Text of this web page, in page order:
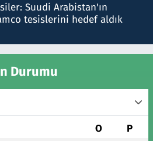
Suudi Arabistan'ın
tesislerini hedef aldık
Durumu
O P